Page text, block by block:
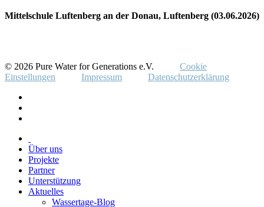
Mittelschule Luftenberg an der Donau, Luftenberg (03.06.2026)
© 2026 Pure Water for Generations e.V.
Cookie
Einstellungen
Impressum Datenschutzerklärung
Über uns
Projekte
Partner
Unterstützung
Aktuelles
Wassertage-Blog